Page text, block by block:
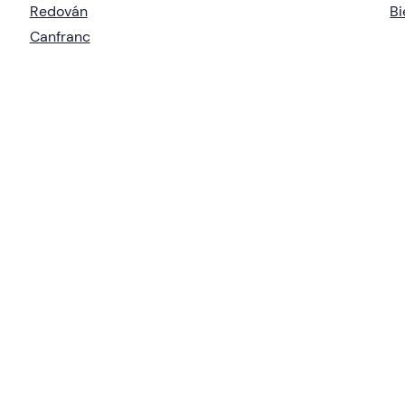
Redován
Canfranc